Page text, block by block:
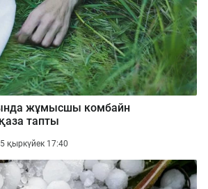
жұмысшы комбайн
тапты
қыркүйек 17:40